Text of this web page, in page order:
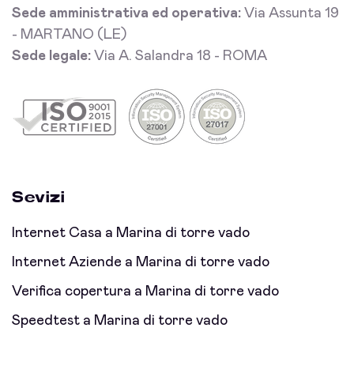
Sede amministrativa ed operativa: Via Assunta 19
- MARTANO (LE)
Sede legale: Via A. Salandra 18 - ROMA
Sevizi
Internet Casa a Marina di torre vado
Internet Aziende a Marina di torre vado
Verifica copertura a Marina di torre vado
Speedtest a Marina di torre vado